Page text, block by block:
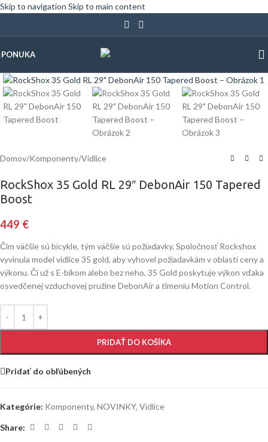
Skip to navigation Skip to main content
PONUKA
Domov/Komponenty/Vidlice
RockShox 35 Gold RL 29″ DebonAir 150 Tapered
Boost
449 €
Čím väčšie sú bicykle, tým väčšie sú požiadavky. Spoločnosť Rockshox
vyvinula model vidlice 35 gold, aby vyhovel požiadavkám v oblasti ceny a
výkonu. Či už s E-bikom alebo bez neho, 35 Gold poskytuje výkon vďaka
osvedčenej vzduchovej pružine DebonAir a tlmeniu Motion Control.
PRIDAŤ DO KOŠÍKA
Pridať do obľúbených
Kategórie: Komponenty, NOVINKY, Vidlice
Share: